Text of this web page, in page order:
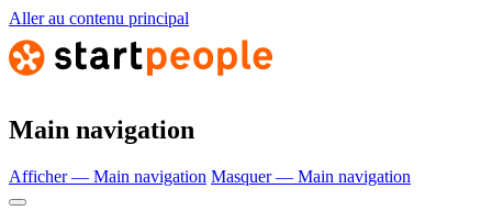
Aller au contenu principal
Main navigation
Afficher — Main navigation Masquer — Main navigation